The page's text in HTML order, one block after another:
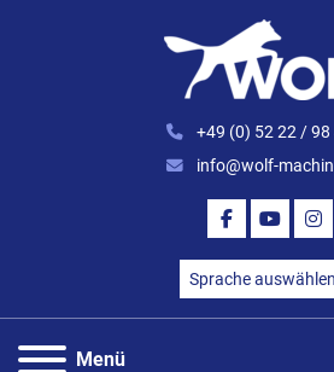
+49 (0) 52 22 / 98
info@wolf-
FACEBOOK
Sprache auswählen
Menü